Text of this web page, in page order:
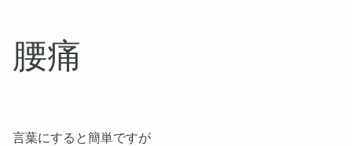
腰痛
言葉にすると簡単ですが